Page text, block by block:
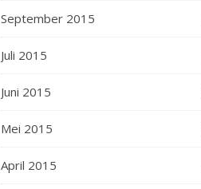
September 2015
Juli 2015
Juni 2015
Mei 2015
April 2015